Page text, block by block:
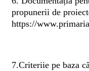
propunerii de
https://
7.Criteriie pe baza